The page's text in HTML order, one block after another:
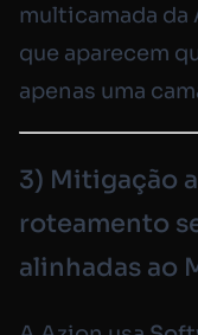
multicamada da
que aparecem
apenas uma
3) Mitigação
roteamento
alinhadas ao